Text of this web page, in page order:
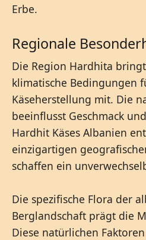
Erbe.
Regionale
Die Region Hardhita
klimatische Bedingungen
Käseherstellung mit. Die
beeinflusst Geschmack
Hardhit Käses Albanien
einzigartigen
schaffen ein
Die spezifische Flora der
Berglandschaft prägt die
Diese natürlichen